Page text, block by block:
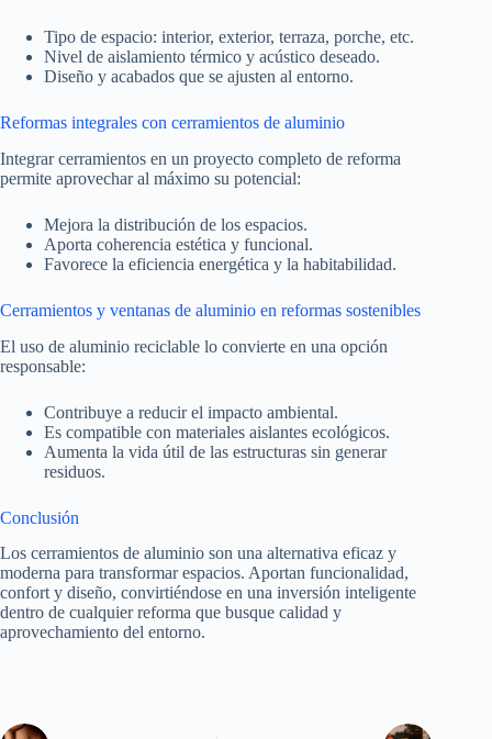
Tipo de espacio: interior, exterior, terraza, porche, etc.
Nivel de aislamiento térmico y acústico deseado.
Diseño y acabados que se ajusten al entorno.
Reformas integrales con cerramientos de aluminio
Integrar cerramientos en un proyecto completo de reforma
permite aprovechar al máximo su potencial:
Mejora la distribución de los espacios.
Aporta coherencia estética y funcional.
Favorece la eficiencia energética y la habitabilidad.
Cerramientos y ventanas de aluminio en reformas sostenibles
El uso de aluminio reciclable lo convierte en una opción
responsable:
Contribuye a reducir el impacto ambiental.
Es compatible con materiales aislantes ecológicos.
Aumenta la vida útil de las estructuras sin generar
residuos.
Conclusión
Los cerramientos de aluminio son una alternativa eficaz y
moderna para transformar espacios. Aportan funcionalidad,
confort y diseño, convirtiéndose en una inversión inteligente
dentro de cualquier reforma que busque calidad y
aprovechamiento del entorno.